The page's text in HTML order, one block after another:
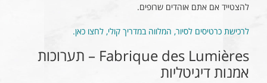
להצטייד אם אתם אוהדים שרופים.
לרכישת כרטיסים לסיור, המלווה במדריך קולי, לחצו כאן.
Fabrique des Lumières – תערוכות
אמנות דיגיטליות